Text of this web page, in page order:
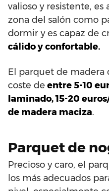
valioso y resistente,
zona del salón como
dormir y es capaz de
cálido y confortable.
El parquet de madera
coste de entre 5-10
laminado, 15-20
de madera maciza.
Parquet de
Precioso y caro, el
los más adecuados